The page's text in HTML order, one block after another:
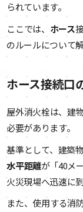
られています。
ここでは、 ホース
のルールについて
ホース接続口
屋外消火栓は、建
必要があります。
基準として、建築
水平距離が「40メ
火災現場へ迅速に
また、使用する消